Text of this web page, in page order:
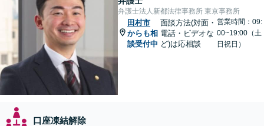
弁護士法人新都法律事務所 東京事務所
田村市
からも相
談受付中
面談方法(対面・
電話・ビデオな
ど)は応相談
営業時間：09:
00~19:00（土
日祝日）
口座凍結解除